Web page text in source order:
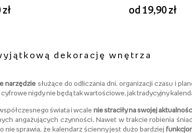
od 19,90 zł
dekorację wnętrza
narzędzie służące do odliczania dni, organizacji czasu i
nigdy nie będą tak wartościowe, jak tradycyjny
świata i wcale nie straciły na swojej
angażujących czynności. Nawet w trakcie robienia
sprawia, że kalendarz ścienny jest dużo bardziej